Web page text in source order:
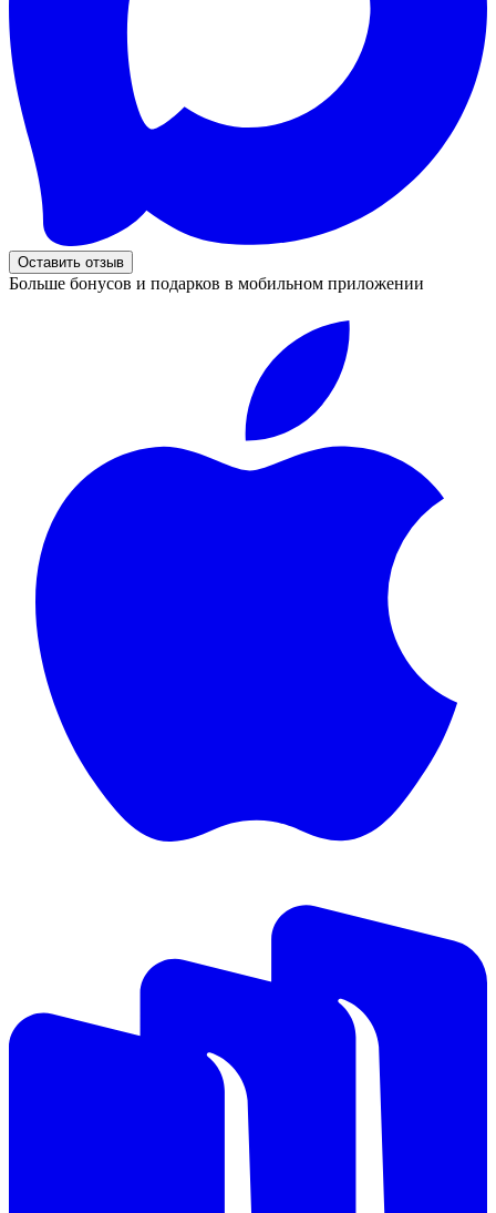
Оставить отзыв
Больше бонусов и подарков в мобильном приложении